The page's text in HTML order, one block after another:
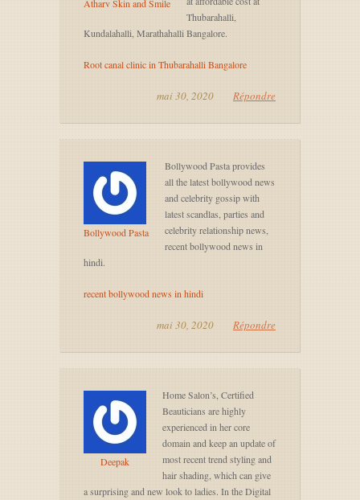
Atharv Skin and Smile
Thubarahalli,
Kundalahalli, Marathahalli Bangalore.
Root canal clinic in Thubarahalli Bangalore
mai 30, 2020 Répondre
Bollywood Pasta
Bollywood Pasta provides
all the latest bollywood news
and celebrity gossip with
latest scandlas, parties and
celebrity relationship news,
recent bollywood news in
hindi.
recent bollywood news in hindi
mai 30, 2020 Répondre
Deepak
Home Salon’s, Certified
Beauticians are highly
experienced in her core
domain and keep an update of
most recent trend styling and
hair shading, which can give
a surprising and new look to ladies. In the Digital